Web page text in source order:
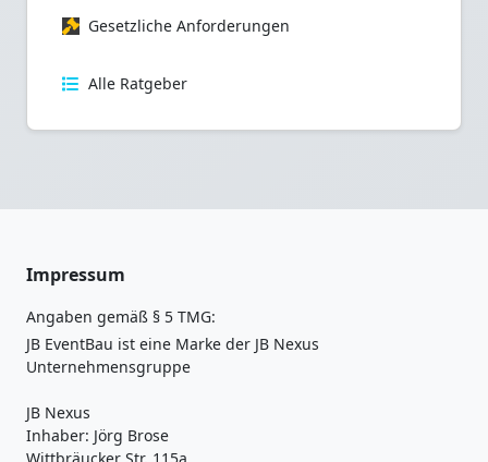
Gesetzliche Anforderungen
Alle Ratgeber
Impressum
Angaben gemäß § 5 TMG:
JB EventBau ist eine Marke der JB Nexus
Unternehmensgruppe
JB Nexus
Inhaber: Jörg Brose